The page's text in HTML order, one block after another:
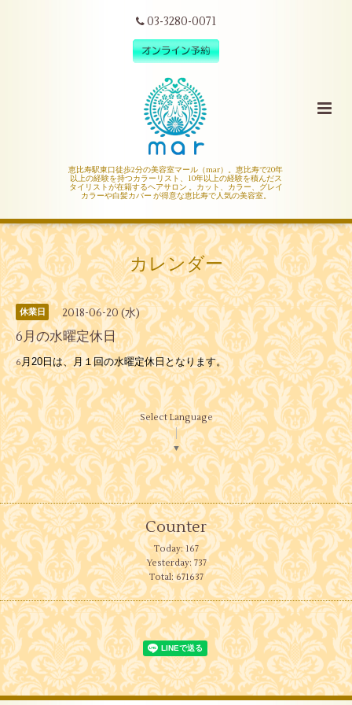
03-3280-0071
恵比寿駅東口徒歩2分の美容室マール（mar）。恵比寿で20年
以上の経験を持つカラーリスト、10年以上の経験を積んだス
タイリストが在籍するヘアサロン 。カット、カラー、グレイ
カラーや白髪カバー が得意な恵比寿で人気の美容室。
カレンダー
休業日 2018-06-20 (水)
6月の水曜定休日
6月20日は、月１回の水曜定休日となります。
Select Language
▼
Counter
Today:167
Yesterday: 737
Total:671637